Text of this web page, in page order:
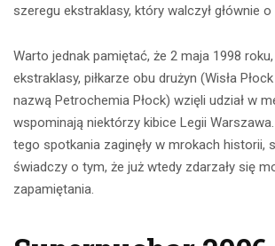
szeregu ekstraklasy, który walczył głównie o
Warto jednak pamiętać, że 2 maja 1998
ekstraklasy, piłkarze obu drużyn (Wisła
nazwą Petrochemia Płock) wzięli udział w
wspominają niektórzy kibice Legii
tego spotkania zaginęły w mrokach historii,
świadczy o tym, że już wtedy zdarzały się
zapamiętania.